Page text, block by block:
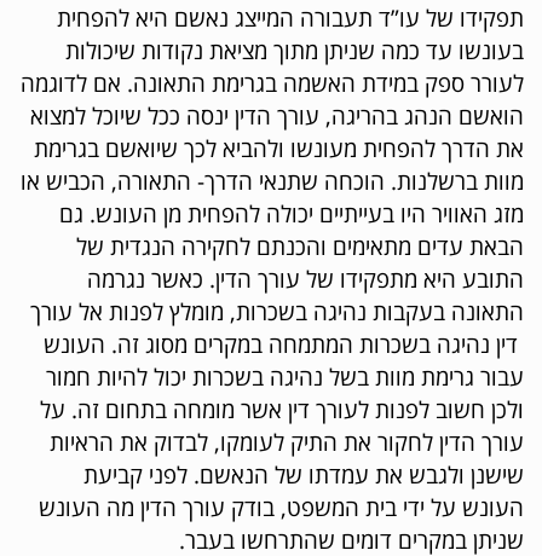
תפקידו של עו”ד תעבורה המייצג נאשם היא להפחית
בעונשו עד כמה שניתן מתוך מציאת נקודות שיכולות
לעורר ספק במידת האשמה בגרימת התאונה. אם לדוגמה
הואשם הנהג בהריגה, עורך הדין ינסה ככל שיוכל למצוא
את הדרך להפחית מעונשו ולהביא לכך שיואשם בגרימת
מוות ברשלנות. הוכחה שתנאי הדרך- התאורה, הכביש או
מזג האוויר היו בעייתיים יכולה להפחית מן העונש. גם
הבאת עדים מתאימים והכנתם לחקירה הנגדית של
התובע היא מתפקידו של עורך הדין. כאשר נגרמה
התאונה בעקבות נהיגה בשכרות, מומלץ לפנות אל עורך
דין נהיגה בשכרות המתמחה במקרים מסוג זה. העונש
עבור גרימת מוות בשל נהיגה בשכרות יכול להיות חמור
ולכן חשוב לפנות לעורך דין אשר מומחה בתחום זה. על
עורך הדין לחקור את התיק לעומקו, לבדוק את הראיות
שישנן ולגבש את עמדתו של הנאשם. לפני קביעת
העונש על ידי בית המשפט, בודק עורך הדין מה העונש
שניתן במקרים דומים שהתרחשו בעבר.